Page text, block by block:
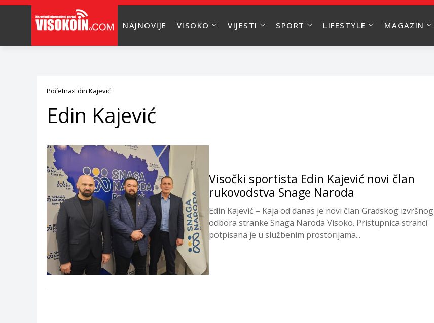
NAJNOVIJE VISOKO VIJESTI SPORT LIFESTYLE MAGAZIN
Početna Edin Kajević
Edin Kajević
Visočki sportista Edin Kajević novi član
rukovodstva Snage Naroda
Edin Kajević – Kaja od danas je novi član Gradskog izvršnog
odbora stranke Snaga Naroda Visoko. Pristupnica stranci
potpisana je u službenim prostorijama...